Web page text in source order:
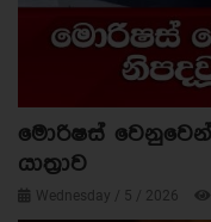
මොරිෂස්
යාත්‍රාව
Wednesday / 5 / 2026